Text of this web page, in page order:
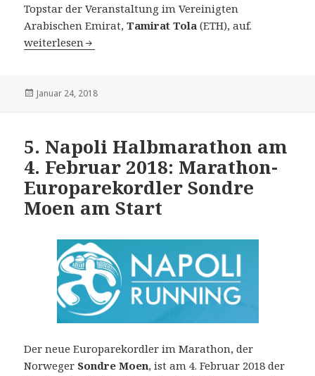
Topstar der Veranstaltung im Vereinigten
Arabischen Emirat,Tamirat Tola (ETH), auf.
19. Standard Chartered Dubai Marathon am 26. Januar
weiterlesen
Veröffentlicht
Januar 24, 2018
5. Napoli Halbmarathon am
4. Februar 2018: Marathon-
Europarekordler Sondre
Moen am Start
Der neue Europarekordler im Marathon, der
Norweger Sondre Moen, ist am 4. Februar 2018 der